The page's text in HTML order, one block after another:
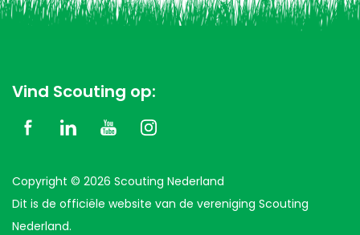
Vind Scouting op:
Copyright © 2026 Scouting Nederland
Dit is de officiële website van de vereniging Scouting
Nederland.